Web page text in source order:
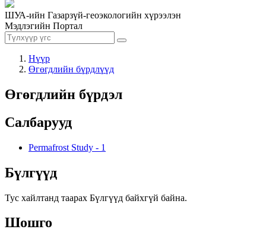
ШУА-ийн Газарзүй-геоэкологийн хүрээлэн
Мэдлэгийн Портал
Нүүр
Өгөгдлийн бүрдлүүд
Өгөгдлийн бүрдэл
Салбарууд
Permafrost Study - 1
Бүлгүүд
Тус хайлтанд таарах Бүлгүүд байхгүй байна.
Шошго